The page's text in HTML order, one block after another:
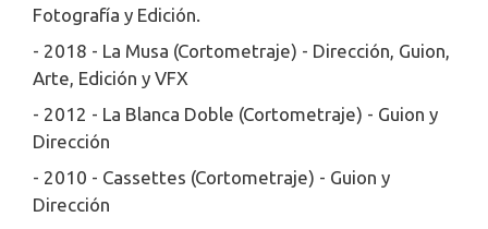
Fotografía y Edición.
- 2018 - La Musa (Cortometraje) - Dirección, Guion,
Arte, Edición y VFX
- 2012 - La Blanca Doble (Cortometraje) - Guion y
Dirección
- 2010 - Cassettes (Cortometraje) - Guion y
Dirección